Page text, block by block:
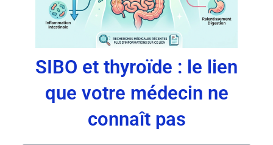
SIBO et thyroïde : le lien
que votre médecin ne
connaît pas